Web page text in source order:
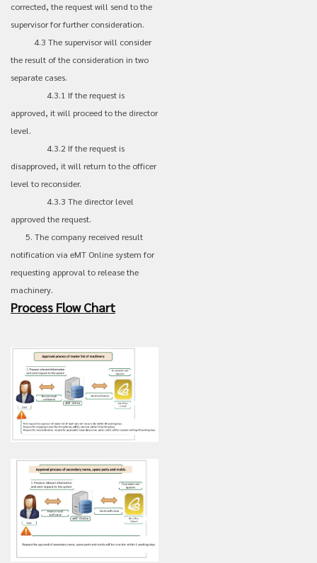
corrected, the request will send to the
supervisor for further consideration.
4.3 The supervisor will consider
the result of the consideration in two
separate cases.
4.3.1 If the request is
approved, it will proceed to the director
level.
4.3.2 If the request is
disapproved, it will return to the officer
level to reconsider.
4.3.3 The director level
approved the request.
5. The company received result
notification via eMT Online system for
requesting approval to release the
machinery.
Process Flow Chart